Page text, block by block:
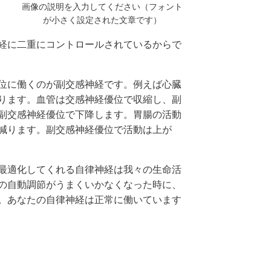
画像の説明を入力してください（フォント
が小さく設定された文章です）
に二重にコントロールされているからで
に働くのが副交感神経です。例えば心臓
ます。血管は交感神経優位で収縮し、副
交感神経優位で下降します。胃腸の活動
ります。副交感神経優位で活動は上が
適化してくれる自律神経は我々の生命活
動調節がうまくいかなくなった時に、
あなたの自律神経は正常に働いています